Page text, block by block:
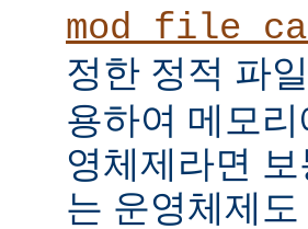
정한 정적 파
용하여 메모
영체제라면
는 운영체제